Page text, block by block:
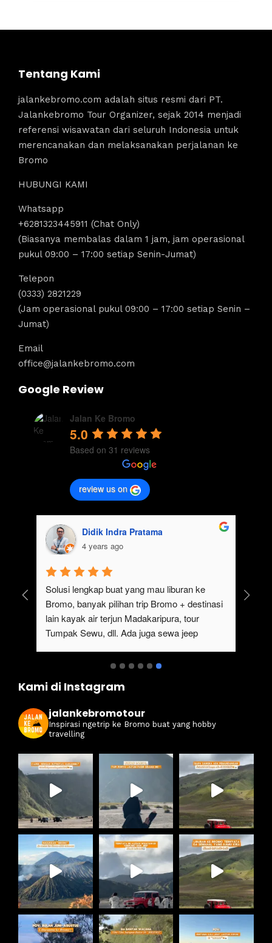
Tentang Kami
jalankebromo.com adalah situs resmi dari PT.
Jalankebromo Tour Organizer, sejak 2014 menjadi
referensi wisawatan dari seluruh Indonesia untuk
merencanakan dan melaksanakan perjalanan ke
Bromo
HUBUNGI KAMI
Whatsapp
+6281323445911 (Chat Only)
(Biasanya membalas dalam 1 jam, jam operasional
pukul 09:00 – 17:00 setiap Senin-Jumat)
Telepon
(0333) 2821229
(Jam operasional pukul 09:00 – 17:00 setiap Senin –
Jumat)
Email
office@jalankebromo.com
Google Review
Jalan Ke Bromo
5.0
Based on 31 reviews
review us on
Didik Indra Pratama
4 years ago
Solusi lengkap buat yang mau liburan ke
Bromo, banyak pilihan trip Bromo + destinasi
lain kayak air terjun Madakaripura, tour
Tumpak Sewu, dll. Ada juga sewa jeep
Kami di Instagram
jalankebromotour
Inspirasi ngetrip ke Bromo buat yang hobby
travelling